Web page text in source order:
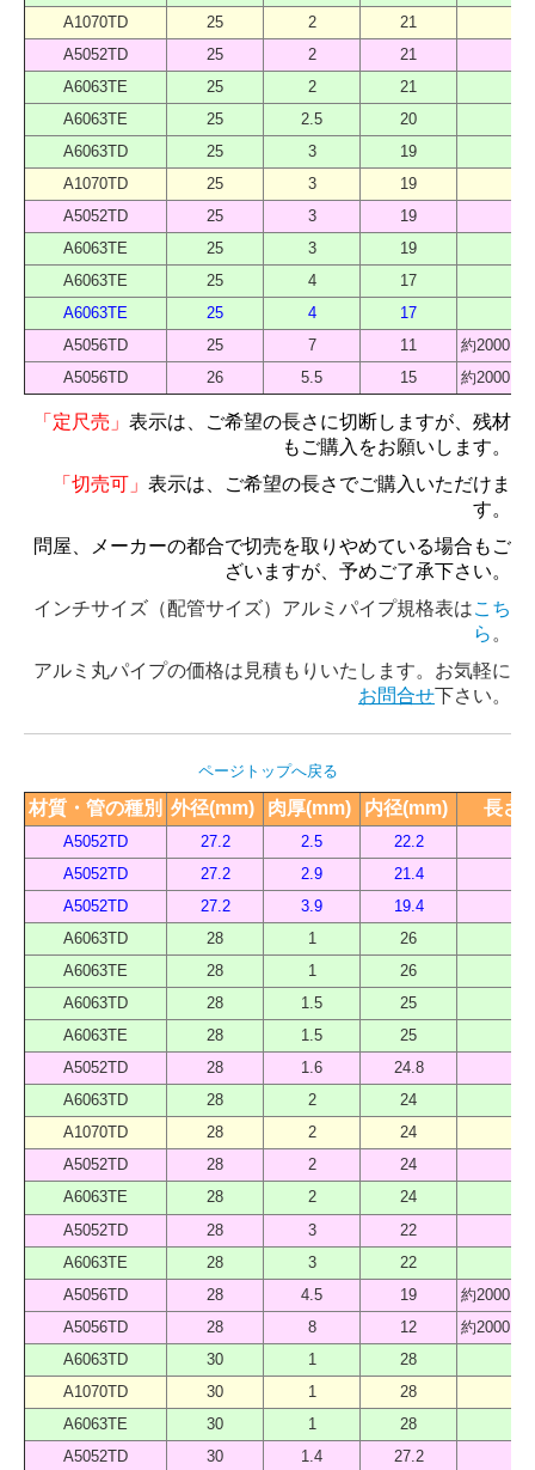
A1070TD
25 2 21
A5052TD
25 2 21
A6063TE
25 2 21
A6063TE
25 2.5 20
A6063TD
25 3 19
A1070TD
25 3 19
A5052TD
25 3 19
A6063TE
25 3 19
A6063TE
25 4 17
A6063TE
25 4 17
A5056TD
25 7 11
約2000 （
A5056TD
26 5.5 15 約2000 （
「定尺売」 表示は、ご希望の長さに切断しますが、残材
もご購入をお願いします。
「切売可」 表示は、ご希望の長さでご購入いただけま
す。
問屋、メーカーの都合で切売を取りやめている場合もご
ざいますが、予めご了承下さい。
インチサイズ（配管サイズ）アルミパイプ規格表はこち
ら。
アルミ丸パイプの価格は見積もりいたします。お気軽に
お問合せ下さい。
ページトップへ戻る
材質・管の種別 外径(mm) 肉厚(mm) 内径(mm) 長さ
A5052TD 27.2 2.5 22.2
A5052TD
27.2 2.9 21.4
A5052TD
27.2 3.9 19.4
A6063TD
28 1 26
A6063TE
28 1 26
A6063TD
28 1.5 25
A6063TE
28 1.5 25
A5052TD
28 1.6 24.8
A6063TD
28 2 24
A1070TD
28 2 24
A5052TD
28 2 24
A6063TE
28 2 24
A5052TD
28 3 22
A6063TE
28 3 22
A5056TD
28 4.5 19
約2000 （
A5056TD
28 8 12
約2000 （
A6063TD
30 1 28
A1070TD
30 1 28
A6063TE
30 1 28
A5052TD
30 1.4 27.2